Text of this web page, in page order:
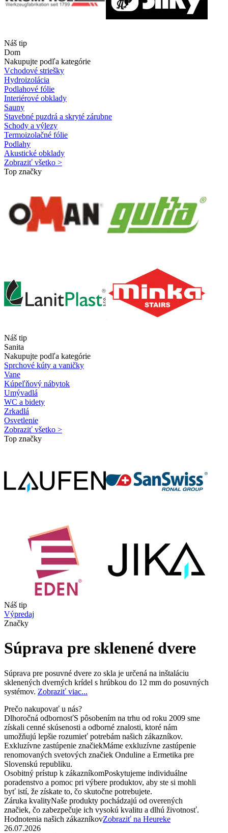
Náš tip
Dom
Nakupujte podľa kategórie
Vchodové striešky
Hydroizolácia
Podlahové fólie
Interiérové obklady
Sauny
Stavebné puzdrá a skryté zárubne
Schody a výlezy
Termoizolačné fólie
Podlahy
Akustické obklady
Zobraziť všetko >
Top značky
Náš tip
Sanita
Nakupujte podľa kategórie
Sprchové kúty a vaničky
Vane
Kúpeľňový nábytok
Umývadlá
WC a bidety
Zrkadlá
Osvetlenie
Zobraziť všetko >
Top značky
Náš tip
Výpredaj
Značky
Súprava pre sklenené dvere
Súprava pre posuvné dvere zo skla je určená na inštaláciu
sklenených dverných krídel s hrúbkou do 12 mm do posuvných
systémov. Zobraziť viac...
Prečo nakupovať u nás?
Dlhoročná odbornosťS pôsobením na trhu od roku 2009 sme
získali cenné skúsenosti a odborné znalosti, ktoré nám
umožňujú lepšie rozumieť potrebám našich zákazníkov.
Exkluzívne zastúpenie značiekMáme exkluzívne zastúpenie
renomovaných svetových značiek Onduline a Ermetika pre
Slovenskú republiku.
Osobitný prístup k zákazníkomPoskytujeme individuálne
poradenstvo a pomoc pri výbere produktov, aby ste si mohli
byť istí, že získate to, čo skutočne potrebujete.
Záruka kvalityNaše produkty pochádzajú od overených
značiek, čo zabezpečuje ich vysokú kvalitu a dlhú životnosť.
Hodnotenia našich zákazníkovZobraziť na Heureke
26.07.2026